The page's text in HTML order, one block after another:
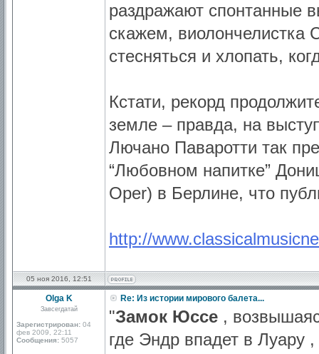
раздражают спонтанные
скажем, виолончелистка
стесняться и хлопать,
Кстати, рекорд
земле – правда, на
Лючано Паваротти так
“Любовном напитке”
Oper) в Берлине, что
http://
05 ноя 2016, 12:51
Olga K
Завсегдатай
Зарегистрирован: 04
фев 2009, 22:11
Сообщения: 5057
Re: Из истории мирового балета...
"Замок Юссе ,
где Эндр впадет в Луару